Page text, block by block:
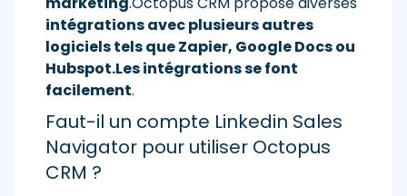
intégrations avec plusieurs autres
logiciels tels que Zapier, Google Docs ou
Hubspot.Les intégrations se font
facilement.
Faut-il un compte Linkedin Sales
Navigator pour utiliser Octopus
CRM ?